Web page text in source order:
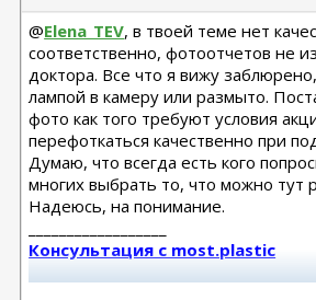
@Elena_TEV, в твоей теме нет
соответственно, фотоотчетов не
доктора. Все что я вижу
лампой в камеру или размыто.
фото как того требуют условия
перефоткаться качественно при
Думаю, что всегда есть кого
многих выбрать то, что можно тут
Надеюсь, на понимание.
Консультация с most.plastic